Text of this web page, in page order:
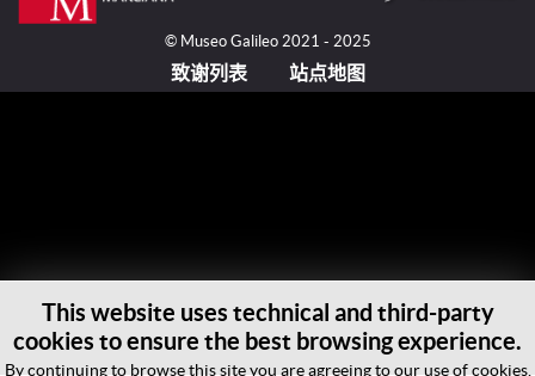
修院完成他的誓愿。1279年，他作为传教士被派到亚
美尼亚、波斯和中东的其他地区。1288年，他返回罗
马。教宗尼各老四世（Niccolò IV, 1227-1292）在忽必
路前往中国的北方。1294年，他抵达那里。在他到达
汗八里之后，他获知忽必烈刚刚去世，新的继任者是铁
穆耳可汗（Temür Khān, 1265-1307）。由于这位皇
帝，孟高维诺进入宫廷，但皇帝没有改宗为基督徒。
© Museo Galileo 2021 - 2025
致谢列表 站点地图
This website uses technical and third-party
cookies to ensure the best browsing experience.
By continuing to browse this site you are agreeing to our use of cookies.